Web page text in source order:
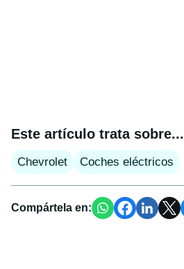
Este artículo trata sobre...
Chevrolet Coches eléctricos
Compártela en: